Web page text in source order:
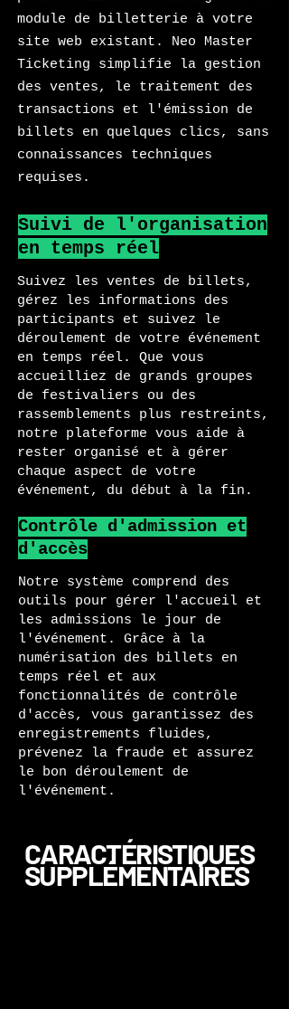
module de billetterie à votre
site web existant. Neo Master
Ticketing simplifie la gestion
des ventes, le traitement des
transactions et l'émission de
billets en quelques clics, sans
connaissances techniques
requises.
Suivi de l'organisation
en temps réel
Suivez les ventes de billets,
gérez les informations des
participants et suivez le
déroulement de votre événement
en temps réel. Que vous
accueilliez de grands groupes
de festivaliers ou des
rassemblements plus restreints,
notre plateforme vous aide à
rester organisé et à gérer
chaque aspect de votre
événement, du début à la fin.
Contrôle d'admission et
d'accès
Notre système comprend des
outils pour gérer l'accueil et
les admissions le jour de
l'événement. Grâce à la
numérisation des billets en
temps réel et aux
fonctionnalités de contrôle
d'accès, vous garantissez des
enregistrements fluides,
prévenez la fraude et assurez
le bon déroulement de
l'événement.
CARACTÉRISTIQUES
SUPPLÉMENTAIRES